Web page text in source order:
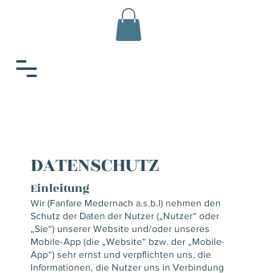
DATENSCHUTZ
Einleitung
Wir (Fanfare Medernach a.s.b.l) nehmen den
Schutz der Daten der Nutzer („Nutzer“ oder
„Sie“) unserer Website und/oder unseres
Mobile-App (die „Website“ bzw. der „Mobile-
App“) sehr ernst und verpflichten uns, die
Informationen, die Nutzer uns in Verbindung